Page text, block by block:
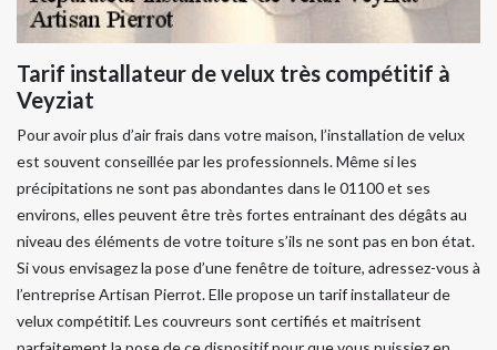
Tarif installateur de velux très compétitif à
Veyziat
Pour avoir plus d’air frais dans votre maison, l’installation de velux
est souvent conseillée par les professionnels. Même si les
précipitations ne sont pas abondantes dans le 01100 et ses
environs, elles peuvent être très fortes entrainant des dégâts au
niveau des éléments de votre toiture s’ils ne sont pas en bon état.
Si vous envisagez la pose d’une fenêtre de toiture, adressez-vous à
l’entreprise Artisan Pierrot. Elle propose un tarif installateur de
velux compétitif. Les couvreurs sont certifiés et maitrisent